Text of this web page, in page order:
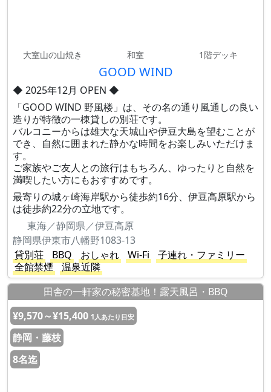
大室山の山焼き 和室 1階デッキ
GOOD WIND
◆ 2025年12月 OPEN ◆
「GOOD WIND 野風楼」は、その名の通り風通しの良い
造りが特徴の一棟貸しの別荘です。
バルコニーからは雄大な天城山や伊豆大島を望むことが
でき、自然に囲まれた静かな時間をお楽しみいただけま
す。
ご家族やご友人との旅行はもちろん、ゆったりと自然を
満喫したい方にもおすすめです。
最寄りの城ヶ崎海岸駅から徒歩約16分、伊豆高原駅から
は徒歩約22分の立地です。
東海／静岡県／伊豆高原
静岡県伊東市八幡野1083-13
貸別荘
BBQ おしゃれ Wi-Fi
子連れ・ファミリー
全館禁煙
温泉近隣
田舎の一軒家の秘密基地！露天風呂・BBQ
¥9,570～¥15,400 1人あたり目安
静岡・藤枝
8名迄